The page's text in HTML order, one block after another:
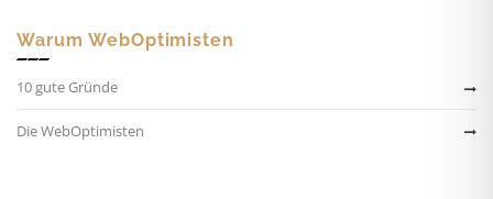
Warum WebOptimisten
10 gute Gründe
Die WebOptimisten